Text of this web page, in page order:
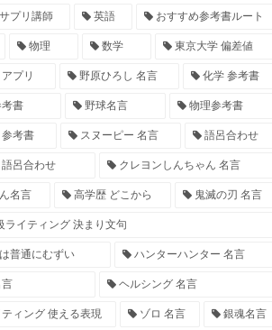
プリ講師 英語 おすすめ参考書ルート
物理 数学 東京大学 偏差値
プリ 野原ひろし 名言 化学 参考書
書 野球名言 物理参考書
考書 スヌーピー 名言 語呂合わせ
呂合わせ クレヨンしんちゃん 名言
名言 高学歴 どこから 鬼滅の刃 名言
ライティング 決まり文句
普通にむずい ハンターハンター 名言
言 ヘルシング 名言
ィング 使える表現 ゾロ 名言 銀魂名言